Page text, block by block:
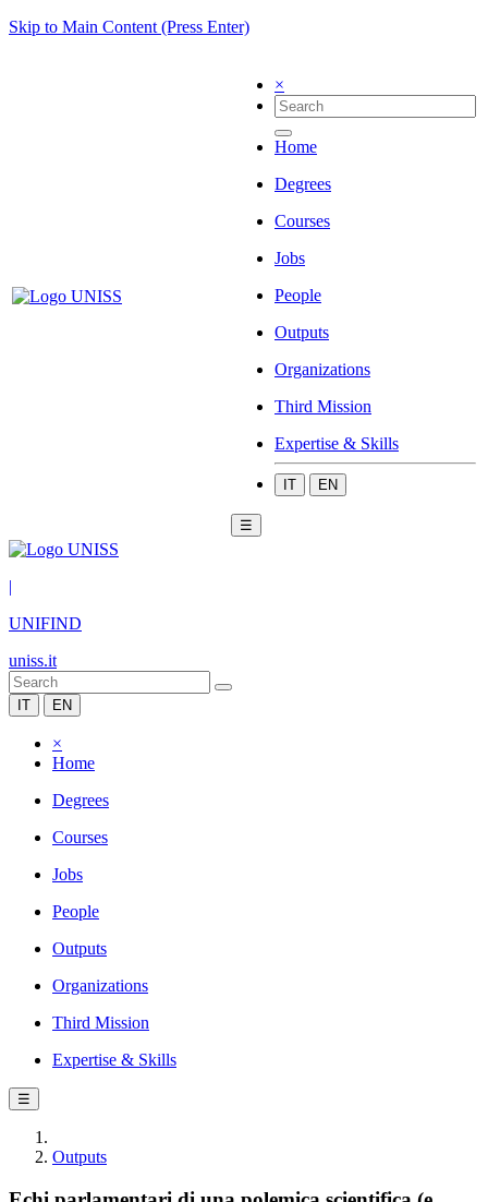
Skip to Main Content (Press Enter)
×
Home
Degrees
Courses
Jobs
People
Outputs
Organizations
Third Mission
Expertise & Skills
IT EN
☰
|
UNIFIND
uniss.it
IT EN
×
Home
Degrees
Courses
Jobs
People
Outputs
Organizations
Third Mission
Expertise & Skills
☰
Outputs